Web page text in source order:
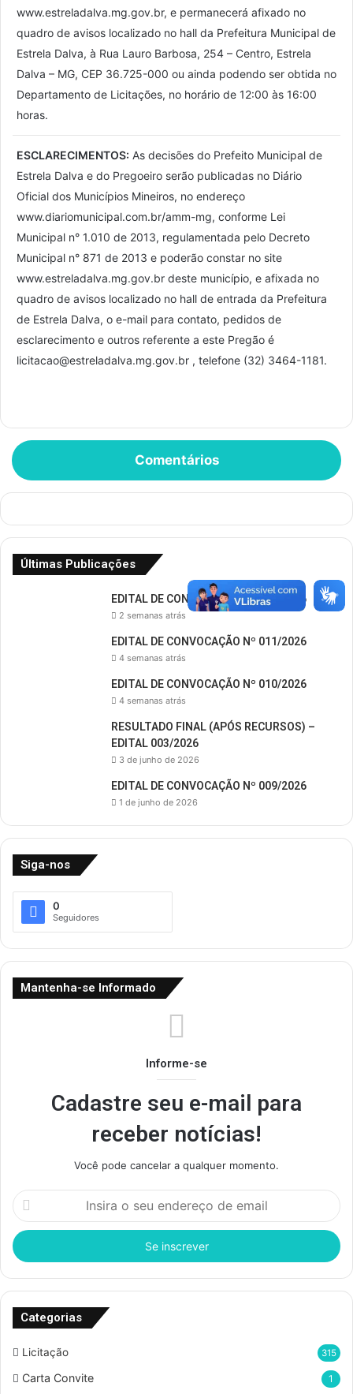
www.estreladalva.mg.gov.br, e permanecerá afixado no
quadro de avisos localizado no hall da Prefeitura Municipal de
Estrela Dalva, à Rua Lauro Barbosa, 254 – Centro, Estrela
Dalva – MG, CEP 36.725-000 ou ainda podendo ser obtida no
Departamento de Licitações, no horário de 12:00 às 16:00
horas.
ESCLARECIMENTOS: As decisões do Prefeito Municipal de
Estrela Dalva e do Pregoeiro serão publicadas no Diário
Oficial dos Municípios Mineiros, no endereço
www.diariomunicipal.com.br/amm-mg, conforme Lei
Municipal n° 1.010 de 2013, regulamentada pelo Decreto
Municipal n° 871 de 2013 e poderão constar no site
www.estreladalva.mg.gov.br deste município, e afixada no
quadro de avisos localizado no hall de entrada da Prefeitura
de Estrela Dalva, o e-mail para contato, pedidos de
esclarecimento e outros referente a este Pregão é
licitacao@estreladalva.mg.gov.br , telefone (32) 3464-1181.
Comentários
Últimas Publicações
EDITAL DE CONVOCAÇÃO Nº 012/2026
2 semanas atrás
EDITAL DE CONVOCAÇÃO Nº 011/2026
4 semanas atrás
EDITAL DE CONVOCAÇÃO Nº 010/2026
4 semanas atrás
RESULTADO FINAL (APÓS RECURSOS) –
EDITAL 003/2026
3 de junho de 2026
EDITAL DE CONVOCAÇÃO Nº 009/2026
1 de junho de 2026
Siga-nos
0
Seguidores
Mantenha-se Informado
Informe-se
Cadastre seu e-mail para
receber notícias!
Você pode cancelar a qualquer momento.
I
n
s
i
a
e
u
n
Categorias
Licitação 315
Carta Convite 1